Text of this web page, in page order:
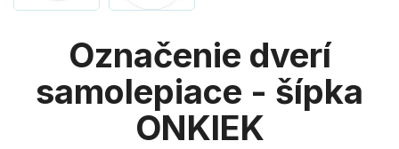
Označenie dverí
samolepiace - šípka
ONKIEK